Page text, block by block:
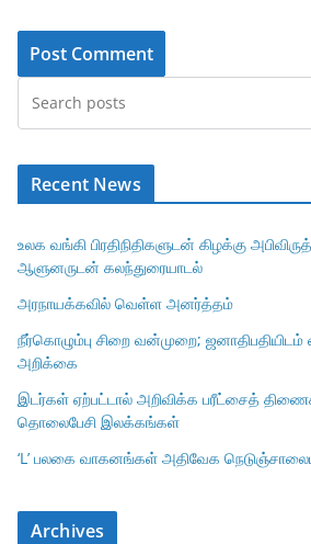
Recent News
உலக வங்கி பிரதிநிதிகளுடன் கிழக்கு
ஆளுனருடன் கலந்துரையாடல்
அரநாயக்கவில் வெள்ள அனர்த்தம்
நீர்கொழும்பு சிறை வன்முறை;
அறிக்கை
இடர்கள் ஏற்பட்டால் அறிவிக்க பரீட்சைத்
தொலைபேசி இலக்கங்கள்
‘L’ பலகை வாகனங்கள் அதிவேக
Archives